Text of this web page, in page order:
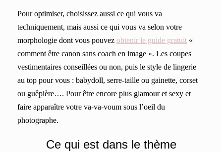
Pour optimiser, choisissez aussi ce qui vous va
techniquement, mais aussi ce qui vous va selon votre
morphologie dont vous pouvez obtenir le guide gratuit «
comment être canon sans coach en image ». Les coupes
vestimentaires conseillées ou non, puis le style de lingerie
au top pour vous : babydoll, serre-taille ou gainette, corset
ou guêpière…. Pour être encore plus glamour et sexy et
faire apparaître votre va-va-voum sous l’oeil du
photographe.
Ce qui est dans le thème